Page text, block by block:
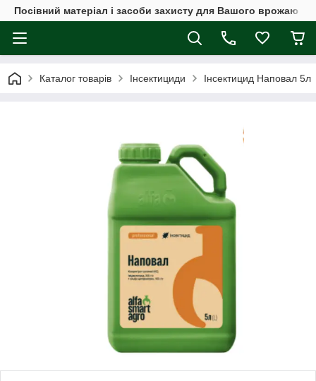
Посівний матеріал і засоби захисту для Вашого врожаю
Каталог товарів Інсектициди Інсектицид Наповал 5л